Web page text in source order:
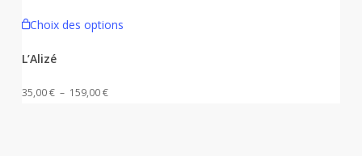
Choix des options
produit
L’Alizé
35,00€ – 159,00€Plage